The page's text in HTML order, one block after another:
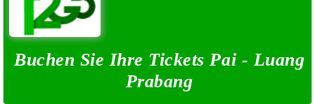
Buchen Sie Ihre Tickets Pai - Luang
Prabang